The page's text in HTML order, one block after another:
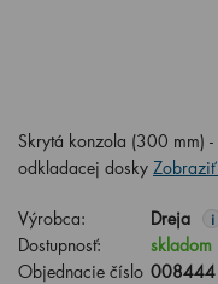
Skrytá konzola (300 mm)
odkladacej dosky
Výrobca: Dreja i
Dostupnosť:
skladom
Objednacie číslo 008444